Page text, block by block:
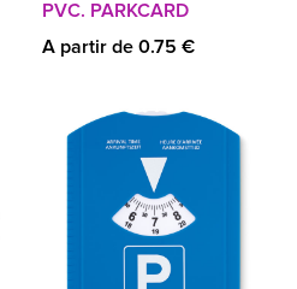
PVC. PARKCARD
A partir de 0.75 €